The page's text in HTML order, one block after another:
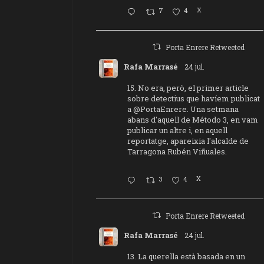
7 4 X
Porta Enrere Retweeted
Rafa Marrasé 24 jul.
15. No era, però, el primer article
sobre detectius que havíem publicat
a@PortaEnrere. Una setmana
abans d'aquell de Método 3, en vam
publicar un altre i, en aquell
reportatge, apareixia l'alcalde de
Tarragona Rubén Viñuales.
3 4 X
Porta Enrere Retweeted
Rafa Marrasé 24 jul.
13. La querella està basada en un